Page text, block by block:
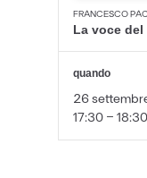
FRANCESCO
La voce
quando
26
17:30 - 18:30